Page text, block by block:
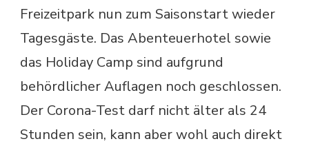
Freizeitpark nun zum Saisonstart wieder
Tagesgäste. Das Abenteuerhotel sowie
das Holiday Camp sind aufgrund
behördlicher Auflagen noch geschlossen.
Der Corona-Test darf nicht älter als 24
Stunden sein, kann aber wohl auch direkt